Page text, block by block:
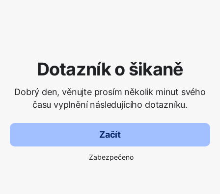
Dotazník o šikaně
Dobrý den, věnujte prosím několik minut svého
času vyplnění následujícího dotazníku.
Začít
Zabezpečeno